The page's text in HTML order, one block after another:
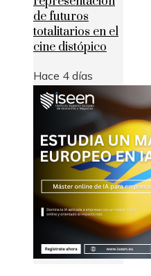
de futuros
totalitarios en el
cine distópico
Hace 4 días